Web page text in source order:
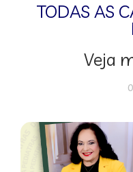
TODAS AS
Veja